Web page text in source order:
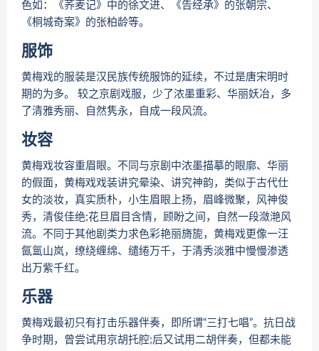
色如：《荞麦记》中的徐文进、《告经承》的张朝宗、
《桐城奇案》的张柏龄等。
服饰
黄梅戏的服装是汉民族传统服饰的延续，不过是唐宋明时
期的为多。 较之京剧戏服，少了浓墨重彩、华丽妖冶，多
了清雅秀丽、自然隽永，自成一段风流。
妆容
黄梅戏妆容重眉眼。不同与京剧中浓墨描摹的眼廓、华丽
的假面，黄梅戏戏装讲究晕染、讲究神韵，类似于古代仕
女的淡妆，真实质朴，小生眉眼上扬，眉峰微聚，风神俊
秀，清俊佳绝;花旦眉目含情，顾盼之间，自然一段潋滟风
流。不同于其他剧类力求色彩艳丽旖旎，黄梅戏更像一汪
氤氲山岚，缭绕缠绵、缱绻万千，于清秀淡雅中慢慢渗透
出万紫千红。
乐器
黄梅戏最初只有打击乐器伴奏，即所谓“三打七唱”。抗日战
争时期，曾尝试用京胡托腔;后又试用二胡伴奏，但都未能